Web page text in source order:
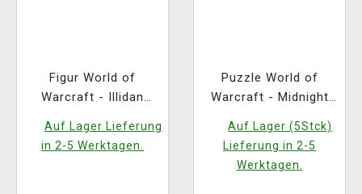
Figur World of
Warcraft - Illidan
1101)
Auf Lager Lieferung
in 2-5 Werktagen.
Puzzle World of
Warcraft - Midnight
(Good Loot)
Auf Lager (5Stck)
Lieferung in 2-5
Werktagen.